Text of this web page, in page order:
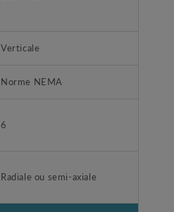
Verticale
Norme NEMA
6
Radiale ou semi-axiale